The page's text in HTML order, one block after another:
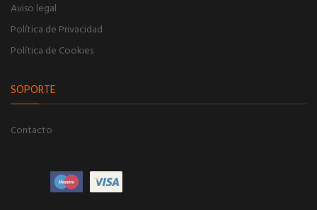
Aviso legal
Política de Privacidad
Política de Cookies
SOPORTE
Contacto